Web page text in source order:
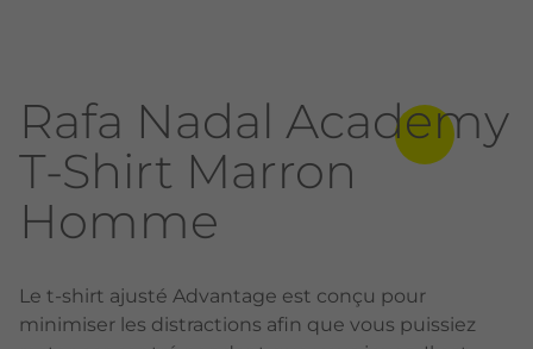
Rafa Nadal Academy
T-Shirt Marron
Homme
Le t-shirt ajusté Advantage est conçu pour
minimiser les distractions afin que vous puissiez